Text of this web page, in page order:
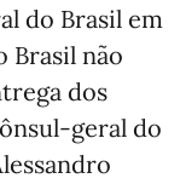
do Brasil em
Brasil não
dos
geral do